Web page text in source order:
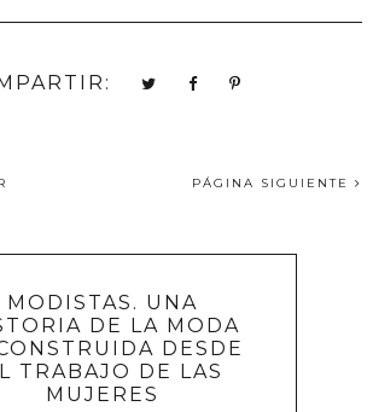
PÁGINA SIGUIENTE
MODISTAS. UNA
DE LA MODA
DESDE
TRABAJO DE LAS
MUJERES